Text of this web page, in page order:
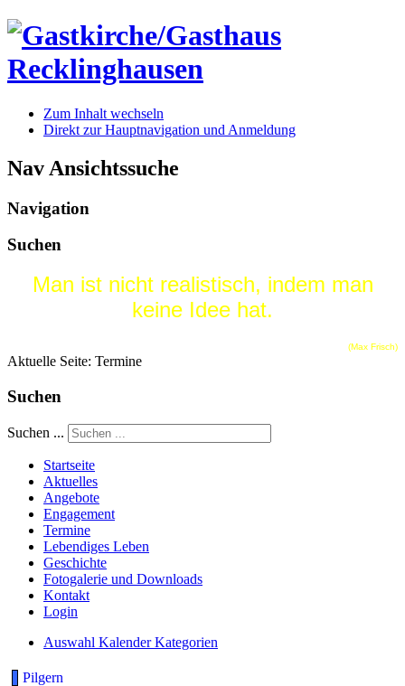
Zum Inhalt wechseln
Direkt zur Hauptnavigation und Anmeldung
Nav Ansichtssuche
Navigation
Suchen
Man ist nicht realistisch, indem man
keine Idee hat.
(Max Frisch)
Aktuelle Seite: Termine
Suchen
Suchen ...
Startseite
Aktuelles
Angebote
Engagement
Termine
Lebendiges Leben
Geschichte
Fotogalerie und Downloads
Kontakt
Login
Auswahl Kalender Kategorien
Pilgern